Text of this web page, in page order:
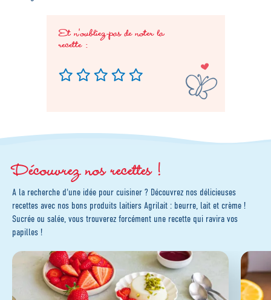
Et n'oubliez-pas de noter la
recette :
Découvrez nos recettes !
A la recherche d'une idée pour cuisiner ? Découvrez nos délicieuses
recettes avec nos bons produits laitiers Agrilait : beurre, lait et crème !
Sucrée ou salée, vous trouverez forcément une recette qui ravira vos
papilles !